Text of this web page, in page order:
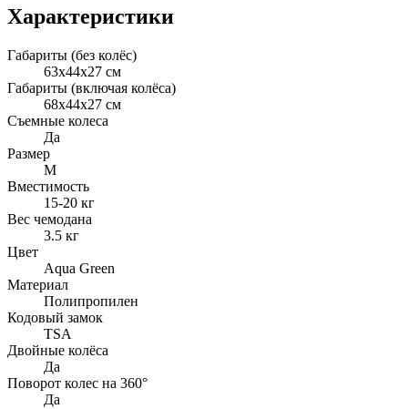
Характеристики
Габариты (без колёс)
63x44x27 см
Габариты (включая колёса)
68x44x27 см
Съемные колеса
Да
Размер
M
Вместимость
15-20 кг
Вес чемодана
3.5 кг
Цвет
Aqua Green
Материал
Полипропилен
Кодовый замок
TSA
Двойные колёса
Да
Поворот колес на 360°
Да